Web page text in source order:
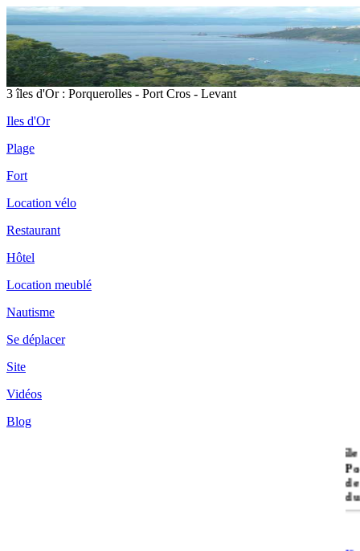
3 îles d'Or : Porquerolles - Port Cros - Levant
Iles d'Or
Plage
Fort
Location vélo
Restaurant
Hôtel
Location meublé
Nautisme
Se déplacer
Site
Vidéos
Blog
île